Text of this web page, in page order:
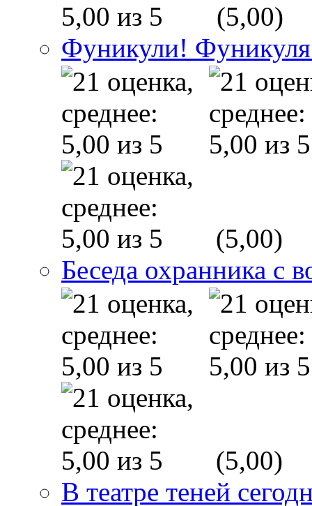
(5,00)
Фуникули!
(5,00)
Беседа охранника с
(5,00)
В театре теней